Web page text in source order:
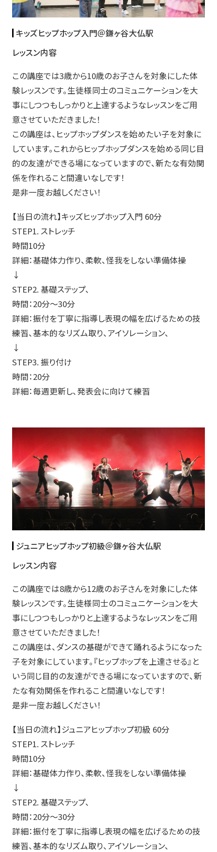
キッズヒップホップ入門＠鎌ヶ谷大仏駅
レッスン内容
この講座では3歳から10歳のお子さんを対象にした体
験レッスンです。生徒様同士のコミュニケーションを大
事にしつつもしっかりと上達するようなレッスンをご用
意させていただきました！
この講座は、ヒップホップダンスを始めたい子を対象に
しています。これからヒップホップダンスを始める同じ目
的の友達ができる場になっていますので、新たな有効関
係を作れること間違いなしです！
是非一度お越しください！
【当日の流れ】キッズヒップホップ入門 60分
STEP1. ストレッチ
時間10分
詳細：基礎体力作り、柔軟、怪我をしない準備体操
↓
STEP2. 基礎ステップ、
時間：20分～30分
詳細：振付を丁寧に指導し表現の幅を広げるための技
練習、基本的なリズム取り、アイソレーション、
↓
STEP3. 振り付け
時間：20分
詳細：毎週更新し、発表会に向けて練習
ジュニアヒップホップ初級＠鎌ヶ谷大仏駅
レッスン内容
この講座では8歳から12歳のお子さんを対象にした体
験レッスンです。生徒様同士のコミュニケーションを大
事にしつつもしっかりと上達するようなレッスンをご用
意させていただきました！
この講座は、ダンスの基礎ができて踊れるようになった
子を対象にしています。『ヒップホップを上達させる』と
いう同じ目的の友達ができる場になっていますので、新
たな有効関係を作れること間違いなしです！
是非一度お越しください！
【当日の流れ】ジュニアヒップホップ初級 60分
STEP1. ストレッチ
時間10分
詳細：基礎体力作り、柔軟、怪我をしない準備体操
↓
STEP2. 基礎ステップ、
時間：20分～30分
詳細：振付を丁寧に指導し表現の幅を広げるための技
練習、基本的なリズム取り、アイソレーション、